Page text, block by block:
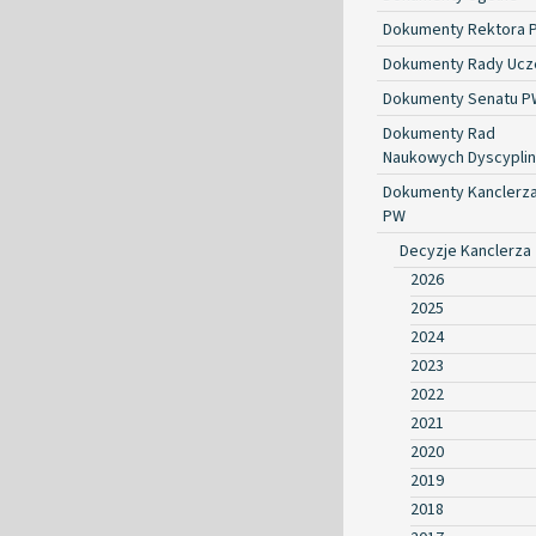
Dokumenty Rektora
Dokumenty Rady
Dokumenty Senatu
Dokumenty Rad
Naukowych Dyscyplin
Dokumenty Kanclerza
PW
Decyzje Kanclerza
2026
2025
2024
2023
2022
2021
2020
2019
2018